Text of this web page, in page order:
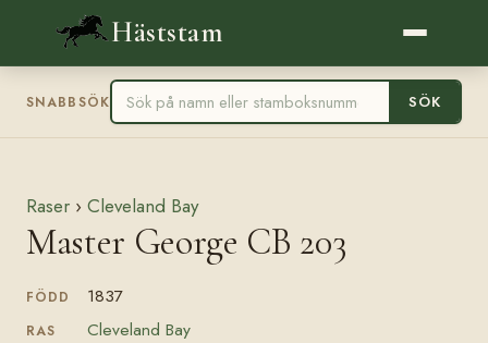
Häststam
SNABBSÖK SÖK
Raser › Cleveland Bay
Master George CB 203
FÖDD 1837
RAS Cleveland Bay